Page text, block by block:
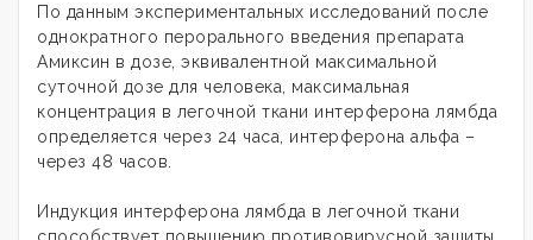
По данным экспериментальных исследований после
однократного перорального введения препарата
Амиксин в дозе, эквивалентной максимальной
суточной дозе для человека, максимальная
концентрация в легочной ткани интерферона лямбда
определяется через 24 часа, интерферона альфа –
через 48 часов.
Индукция интерферона лямбда в легочной ткани